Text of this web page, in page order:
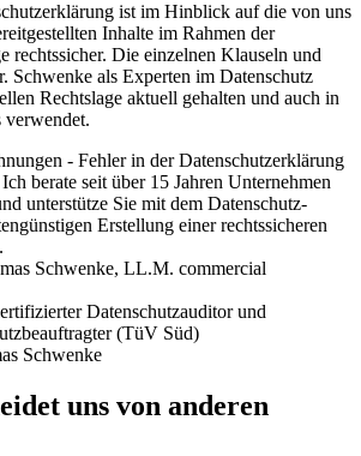
ist im Hinblick auf die von uns
Inhalte im Rahmen der
rechtssicher. Die einzelnen Klauseln und
Schwenke als Experten im Datenschutz
Rechtslage aktuell gehalten und auch in
verwendet.
- Fehler in der Datenschutzerklärung
berate seit über 15 Jahren Unternehmen
unterstütze Sie mit dem Datenschutz-
Erstellung einer rechtssicheren
Schwenke, LL.M. commercial
Datenschutzauditor und
(TüV Süd)
uns von anderen